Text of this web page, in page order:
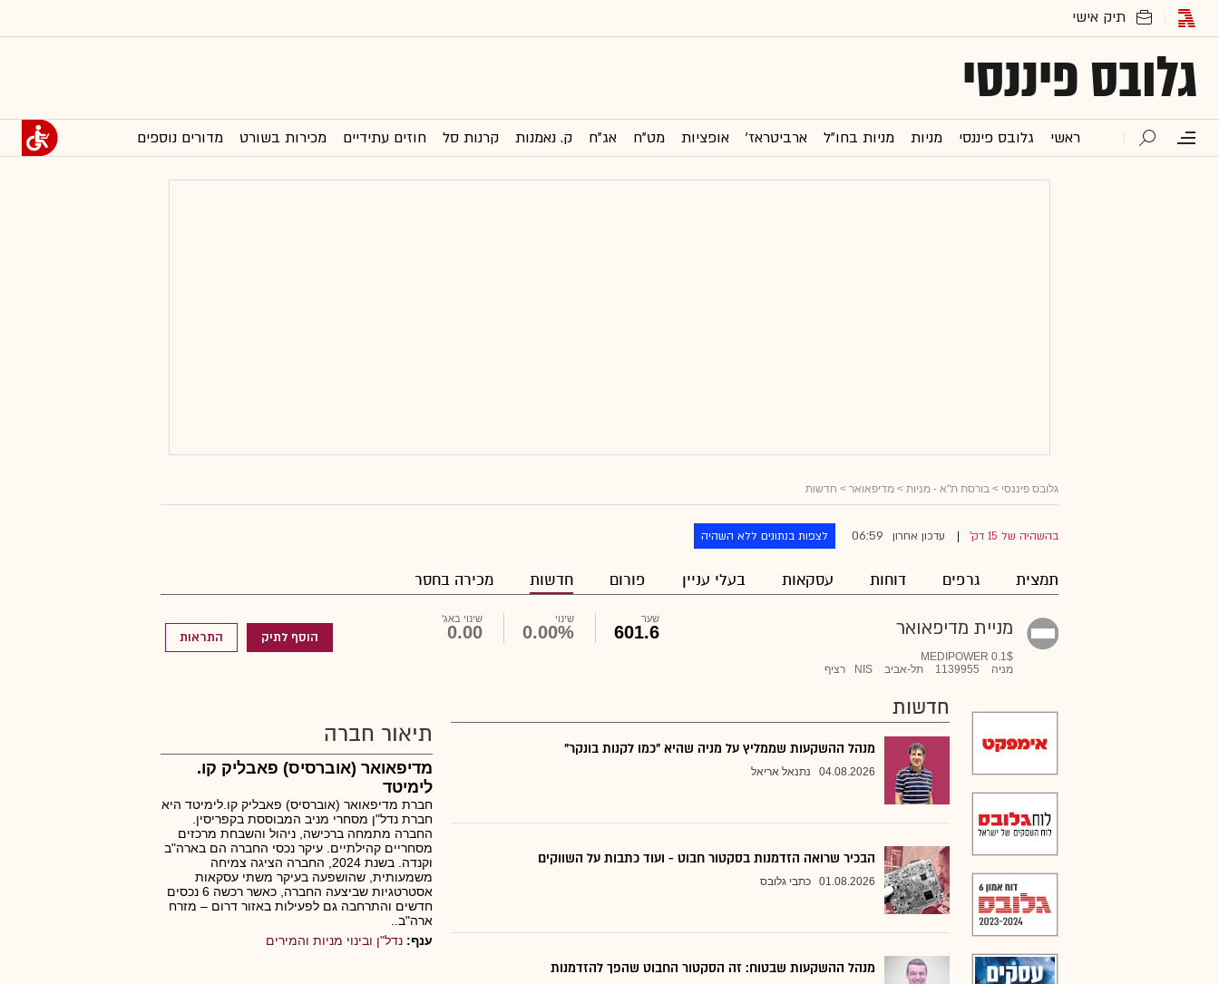
גלובס פיננסי
ראשי גלובס פיננסי מניות מניות בחו"ל ארביטראז' אופציות מט"ח אג"ח ק. נאמנות קרנות סל חוזים עתידיים מכירות בשורט מדורים נוספים
גלובס פיננסי > בורסת ת"א - מניות > מדיפאואר > חדשות
בהשהיה של 15 דק' עדכון אחרון 06:59 לצפות בנתונים ללא השהיה
תמצית גרפים דוחות עסקאות בעלי עניין פורום חדשות מכירה בחסר
מניית מדיפאואר
MEDIPOWER 0.1$
מניה
1139955 תל-אביב NIS רציף
שער
601.6
שינוי
0.00%
שינוי באג'
0.00 הוסף לתיק התראות
חדשות
מנהל ההשקעות שממליץ על מניה שהיא "כמו לקנות בונקר"
04.08.2026 נתנאל אריאל
הבכיר שרואה הזדמנות בסקטור חבוט - ועוד כתבות על השווקים
01.08.2026 כתבי גלובס
מנהל ההשקעות שבטוח: זה הסקטור החבוט שהפך להזדמנות
תיאור חברה
מדיפאואר (אוברסיס) פאבליק קו.
לימיטד
חברת מדיפאואר (אוברסיס) פאבליק קו.לימיטד היא
חברת נדל"ן מסחרי מניב המבוססת בקפריסין.
החברה מתמחה ברכישה, ניהול והשבחת מרכזים
מסחריים קהילתיים. עיקר נכסי החברה הם בארה"ב
וקנדה. בשנת 2024, החברה הציגה צמיחה
משמעותית, שהושפעה בעיקר משתי עסקאות
אסטרטגיות שביצעה החברה, כאשר רכשה 6 נכסים
חדשים והתרחבה גם לפעילות באזור דרום – מזרח
ארה"ב..
ענף: נדל"ן ובינוי מניות והמירים